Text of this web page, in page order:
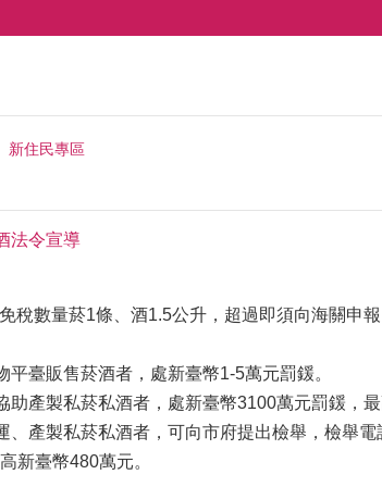
新住民專區
法令宣導
稅數量菸1條、酒1.5公升，超過即須向海關申
平臺販售菸酒者，處新臺幣1-5萬元罰鍰。
助產製私菸私酒者，處新臺幣3100萬元罰鍰，
、產製私菸私酒者，可向市府提出檢舉，檢舉
新臺幣480萬元。